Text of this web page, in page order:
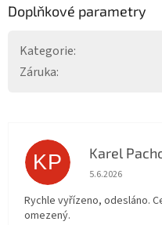
Doplňkové parametry
Kategorie:
Záruka:
KP Karel
Hodnocení
5.6.2026
Rychle vyřízeno, odesláno.
omezený.